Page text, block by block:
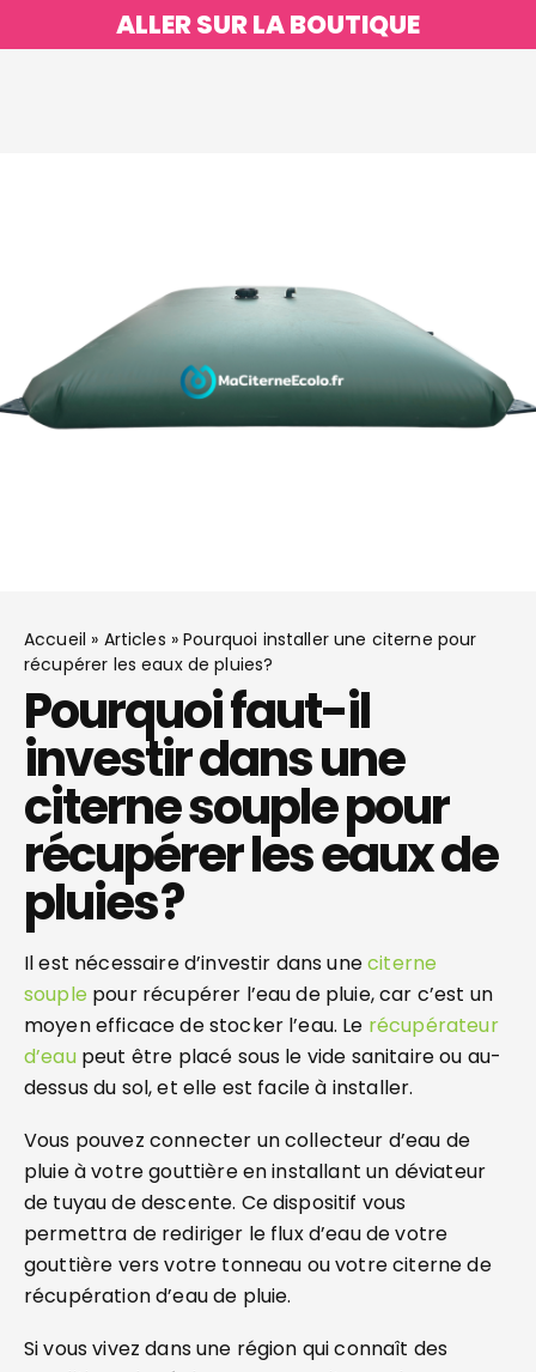
ALLER SUR LA BOUTIQUE
Accueil » Articles »Pourquoi installer une citerne pour
récupérer les eaux de pluies?
Pourquoi faut-il
investir dans une
citerne souple pour
récupérer les eaux de
pluies ?
Il est nécessaire d’investir dans uneciterne
souple pour récupérer l’eau de pluie, car c’est un
moyen efficace de stocker l’eau. Le récupérateur
d’eaupeut être placé sous le vide sanitaire ou au-
dessus du sol, et elle est facile à installer.
Vous pouvez connecter un collecteur d’eau de
pluie à votre gouttière en installant un déviateur
de tuyau de descente. Ce dispositif vous
permettra de rediriger le flux d’eau de votre
gouttière vers votre tonneau ou votre citerne de
récupération d’eau de pluie.
Si vous vivez dans une région qui connaît des